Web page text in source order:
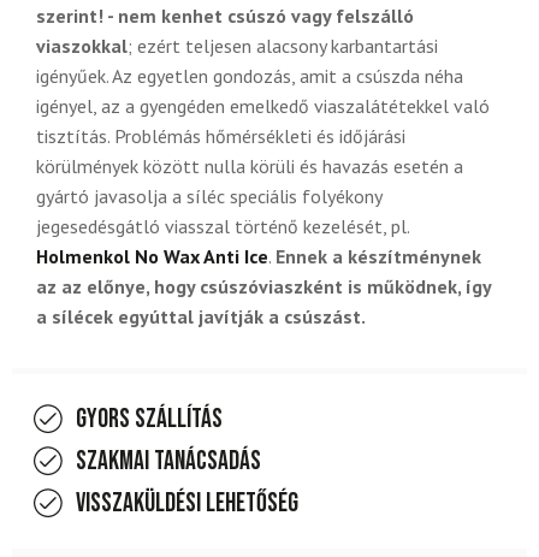
szerint! - nem kenhet csúszó vagy felszálló
viaszokkal; ezért teljesen alacsony karbantartási
igényűek. Az egyetlen gondozás, amit a csúszda néha
igényel, az a gyengéden emelkedő viaszalátétekkel való
tisztítás. Problémás hőmérsékleti és időjárási
körülmények között nulla körüli és havazás esetén a
gyártó javasolja a síléc speciális folyékony
jegesedésgátló viasszal történő kezelését, pl.
Holmenkol No Wax Anti Ice. Ennek a készítménynek
az az előnye, hogy csúszóviaszként is működnek, így
a sílécek egyúttal javítják a csúszást.
Gyors szállítás
Szakmai tanácsadás
Visszaküldési lehetőség